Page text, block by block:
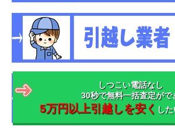
しつこい電話なし
30秒で無料一括査定がで
5万円以上引越しを安く し